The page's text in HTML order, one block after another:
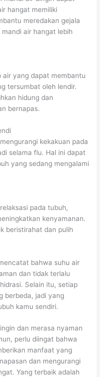
hangat memiliki
meredakan gejala
air hangat lebih
air yang dapat membantu
tersumbat oleh lendir.
hidung dan
bernapas.
kekakuan pada
selama flu. Hal ini dapat
yang sedang mengalami
pada tubuh,
kenyamanan.
beristirahat dan pulih
bahwa suhu air
dan tidak terlalu
Selain itu, setiap
berbeda, jadi yang
kamu sendiri.
dan merasa nyaman
perlu diingat bahwa
manfaat yang
dan mengurangi
Yang terbaik adalah